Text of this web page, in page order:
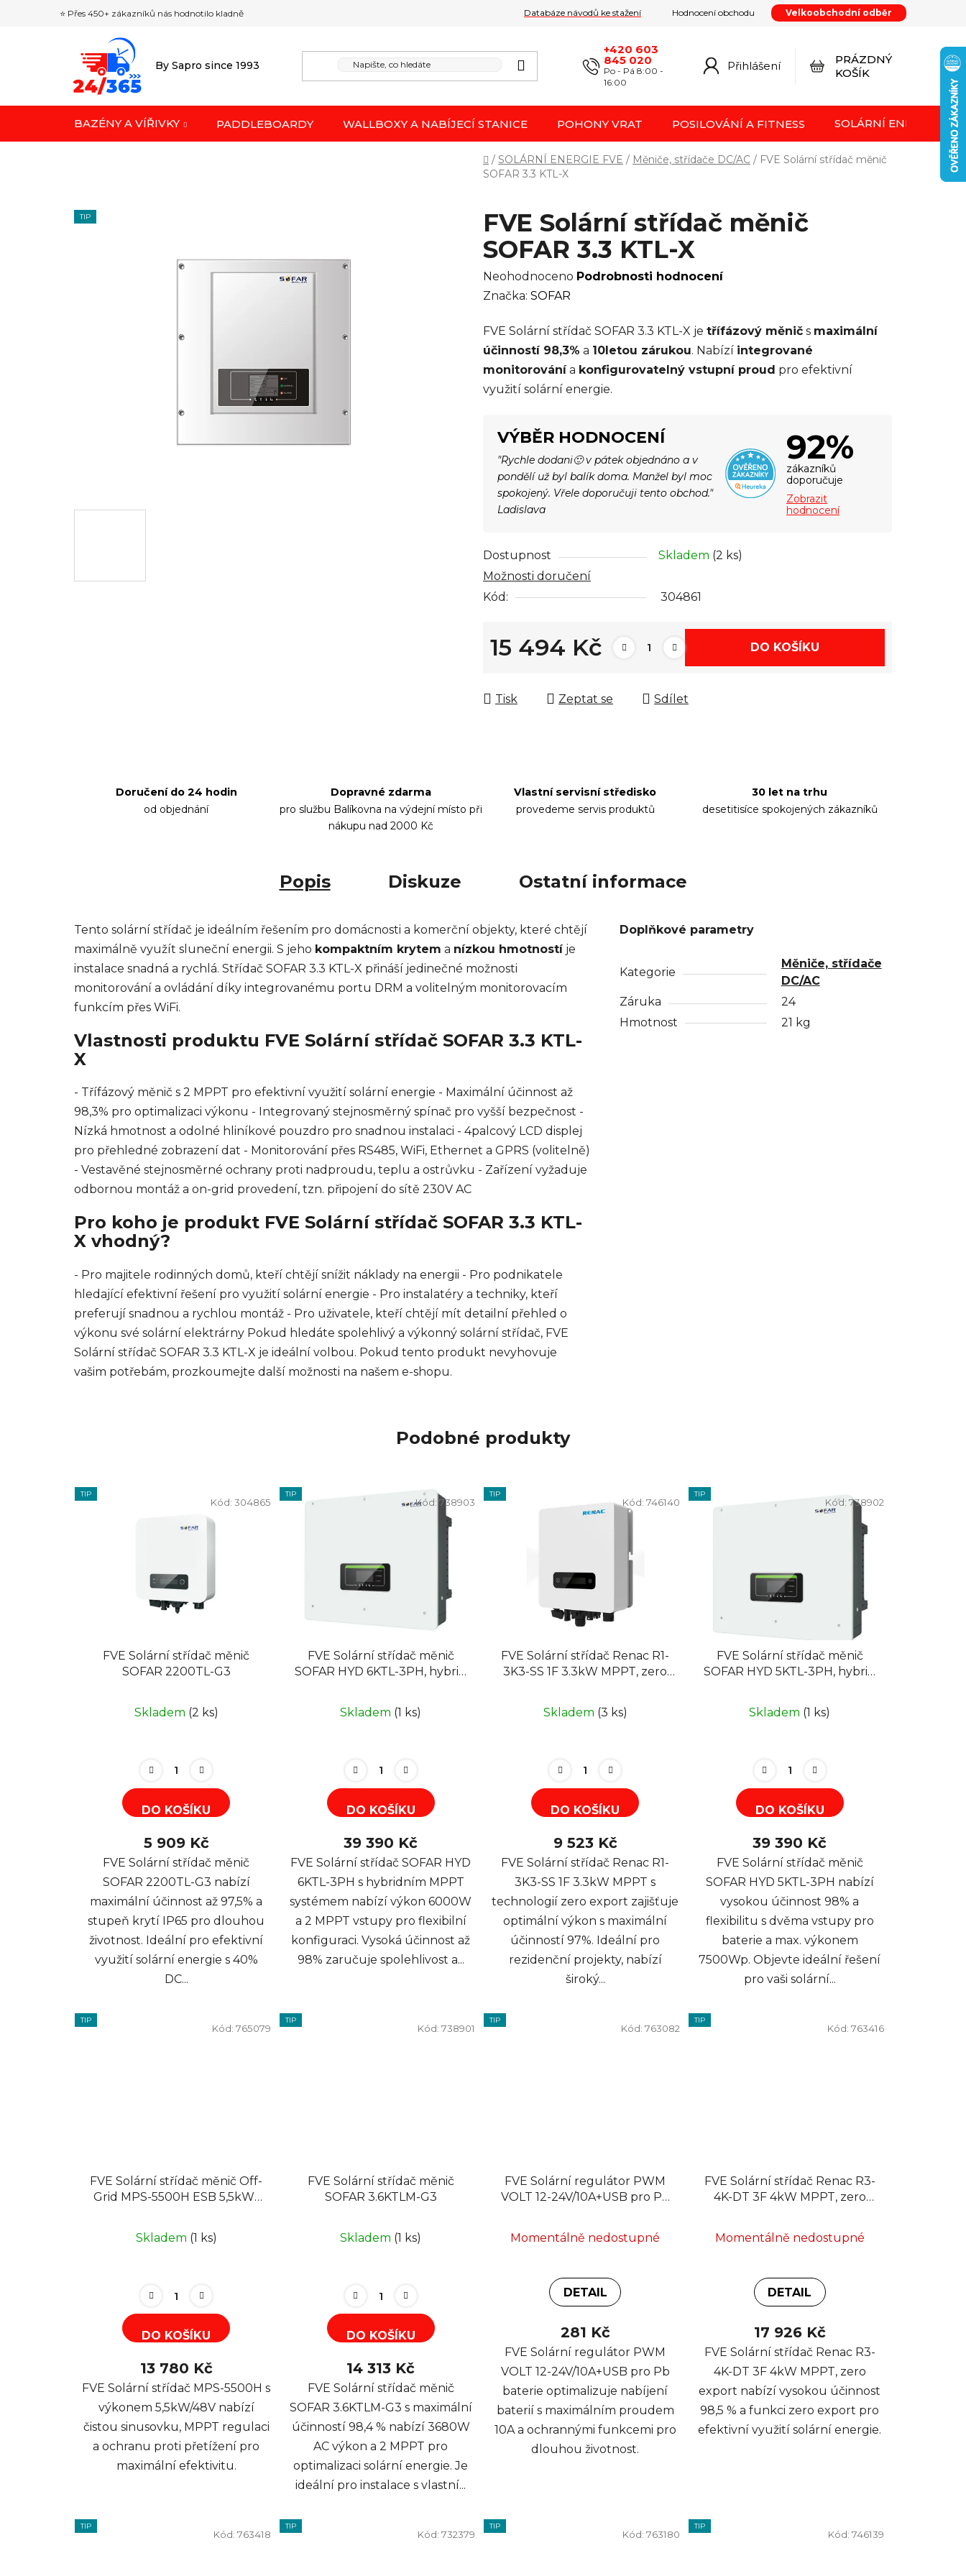
⭐ Přes 450+ zákazníků nás hodnotilo kladně Databáze návodů ke stažení Hodnocení obchodu
Velkoobchodní odběr
Reklamace / odstoupení od smlouvy
By Sapro since 1993
+420 603
845 020
Po - Pá 8:00 -
16:00
Přihlášení
NÁKUPNÍ
PRÁZDNÝ
KOŠÍK
BAZÉNY A VÍŘIVKY PADDLEBOARDY WALLBOXY A NABÍJECÍ STANICE POHONY VRAT POSILOVÁNÍ A FITNESS SOLÁRNÍ ENERGIE FVE
Domů
/ SOLÁRNÍ ENERGIE FVE / Měniče, střídače DC/AC / FVE Solární střídač měnič
SOFAR 3.3 KTL-X
FVE Solární střídač měnič
SOFAR 3.3 KTL-X
Průměrné
hodnocení
je
0,0
z
5
Neohodnoceno Podrobnosti hodnocení
Značka: SOFAR
FVE Solární střídač SOFAR 3.3 KTL-X je třífázový měnič s maximální
účinností 98,3% a 10letou zárukou. Nabízí integrované
monitorovánía konfigurovatelný vstupní proud pro efektivní
využití solární energie.
VÝBĚR HODNOCENÍ
"Rychle dodani🙂 v pátek objednáno a v
pondělí už byl balík doma. Manžel byl moc
spokojený. Vřele doporučuji tento obchod."
Ladislava
92%
zákazníků
doporučuje
Zobrazit
hodnocení
Dostupnost Skladem (2 ks)
Možnosti doručení
Kód:
304861
15 494 Kč DO KOŠÍKU
Tisk Zeptat se Sdílet
TIP
Doručení do 24 hodin
od objednání
Dopravné zdarma
pro službu Balíkovna na výdejní místo při
nákupu nad 2000 Kč
Vlastní servisní středisko
provedeme servis produktů
30 let na trhu
desetitisíce spokojených zákazníků
Popis Diskuze Ostatní informace
Tento solární střídač je ideálním řešením pro domácnosti a komerční objekty, které chtějí
maximálně využít sluneční energii. S jeho kompaktním krytem a nízkou hmotnostíje
instalace snadná a rychlá. Střídač SOFAR 3.3 KTL-X přináší jedinečné možnosti
monitorování a ovládání díky integrovanému portu DRM a volitelným monitorovacím
funkcím přes WiFi.
Vlastnosti produktu FVE Solární střídač SOFAR 3.3 KTL-
X
- Třífázový měnič s 2 MPPT pro efektivní využití solární energie - Maximální účinnost až
98,3% pro optimalizaci výkonu - Integrovaný stejnosměrný spínač pro vyšší bezpečnost -
Nízká hmotnost a odolné hliníkové pouzdro pro snadnou instalaci - 4palcový LCD displej
pro přehledné zobrazení dat - Monitorování přes RS485, WiFi, Ethernet a GPRS (volitelně)
- Vestavěné stejnosměrné ochrany proti nadproudu, teplu a ostrůvku - Zařízení vyžaduje
odbornou montáž a on-grid provedení, tzn. připojení do sítě 230V AC
Pro koho je produkt FVE Solární střídač SOFAR 3.3 KTL-
X vhodný?
- Pro majitele rodinných domů, kteří chtějí snížit náklady na energii - Pro podnikatele
hledající efektivní řešení pro využití solární energie - Pro instalatéry a techniky, kteří
preferují snadnou a rychlou montáž - Pro uživatele, kteří chtějí mít detailní přehled o
výkonu své solární elektrárny Pokud hledáte spolehlivý a výkonný solární střídač, FVE
Solární střídač SOFAR 3.3 KTL-X je ideální volbou. Pokud tento produkt nevyhovuje
vašim potřebám, prozkoumejte další možnosti na našem e-shopu.
Doplňkové parametry
Kategorie
Měniče, střídače
DC/AC
Záruka
24
Hmotnost
21 kg
Podobné produkty
TIP
FVE Solární střídač měnič
SOFAR 2200TL-G3
Skladem (2 ks)
DO KOŠÍKU
5 909 Kč
FVE Solární střídač měnič
SOFAR 2200TL-G3 nabízí
maximální účinnost až 97,5% a
stupeň krytí IP65 pro dlouhou
životnost. Ideální pro efektivní
využití solární energie s 40%
DC...
Kód: 304865
TIP
FVE Solární střídač měnič
SOFAR HYD 6KTL-3PH, hybrid
Skladem (1 ks)
DO KOŠÍKU
39 390 Kč
FVE Solární střídač SOFAR HYD
6KTL-3PH s hybridním MPPT
systémem nabízí výkon 6000W
a 2 MPPT vstupy pro flexibilní
konfiguraci. Vysoká účinnost až
98% zaručuje spolehlivost a...
Kód: 738903
TIP
FVE Solární střídač Renac R1-
3K3-SS 1F 3.3kW MPPT, zero
Skladem (3 ks)
DO KOŠÍKU
9 523 Kč
FVE Solární střídač Renac R1-
3K3-SS 1F 3.3kW MPPT s
technologií zero export zajišťuje
optimální výkon s maximální
účinností 97%. Ideální pro
rezidenční projekty, nabízí
široký...
Kód: 746140
TIP
FVE Solární střídač měnič
SOFAR HYD 5KTL-3PH, hybrid
Skladem (1 ks)
DO KOŠÍKU
39 390 Kč
FVE Solární střídač měnič
SOFAR HYD 5KTL-3PH nabízí
vysokou účinnost 98% a
flexibilitu s dvěma vstupy pro
baterie a max. výkonem
7500Wp. Objevte ideální řešení
pro vaši solární...
Kód: 738902
TIP
FVE Solární střídač měnič Off-
Grid MPS-5500H ESB 5,5kW-
Skladem (1 ks)
DO KOŠÍKU
13 780 Kč
FVE Solární střídač MPS-5500H s
výkonem 5,5kW/48V nabízí
čistou sinusovku, MPPT regulaci
a ochranu proti přetížení pro
maximální efektivitu.
Kód: 765079
TIP
FVE Solární střídač měnič
SOFAR 3.6KTLM-G3
Skladem (1 ks)
DO KOŠÍKU
14 313 Kč
FVE Solární střídač měnič
SOFAR 3.6KTLM-G3 s maximální
účinností 98,4 % nabízí 3680W
AC výkon a 2 MPPT pro
optimalizaci solární energie. Je
ideální pro instalace s vlastní...
Kód: 738901
TIP
FVE Solární regulátor PWM
VOLT 12-24V/10A+USB pro Pb
Momentálně nedostupné
DETAIL
281 Kč
FVE Solární regulátor PWM
VOLT 12-24V/10A+USB pro Pb
baterie optimalizuje nabíjení
baterií s maximálním proudem
10A a ochrannými funkcemi pro
dlouhou životnost.
Kód: 763082
TIP
FVE Solární střídač Renac R3-
4K-DT 3F 4kW MPPT, zero
Momentálně nedostupné
DETAIL
17 926 Kč
FVE Solární střídač Renac R3-
4K-DT 3F 4kW MPPT, zero
export nabízí vysokou účinnost
98,5 % a funkci zero export pro
efektivní využití solární energie.
Kód: 763416
TIP
Kód: 763418
TIP
Kód: 732379
TIP
Kód: 763180
TIP
Kód: 746139